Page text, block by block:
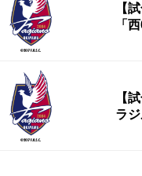
【
「
【
ラ